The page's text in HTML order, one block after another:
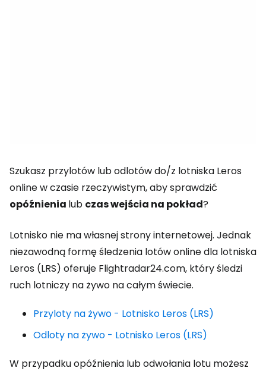
Szukasz przylotów lub odlotów do/z lotniska Leros
online w czasie rzeczywistym, aby sprawdzić
opóźnienia lub czas wejścia na pokład?
Lotnisko nie ma własnej strony internetowej. Jednak
niezawodną formę śledzenia lotów online dla lotniska
Leros (LRS) oferuje Flightradar24.com, który śledzi
ruch lotniczy na żywo na całym świecie.
Przyloty na żywo - Lotnisko Leros (LRS)
Odloty na żywo - Lotnisko Leros (LRS)
W przypadku opóźnienia lub odwołania lotu możesz